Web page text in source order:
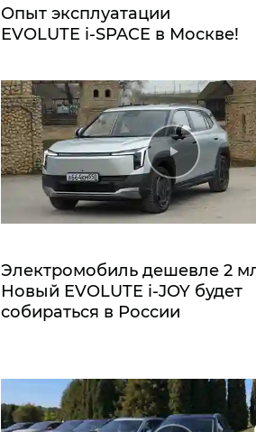
Опыт эксплуатации
EVOLUTE i‑SPACE в Москве!
Электромобиль дешевле 2
Новый EVOLUTE i‑JOY будет
собираться в России